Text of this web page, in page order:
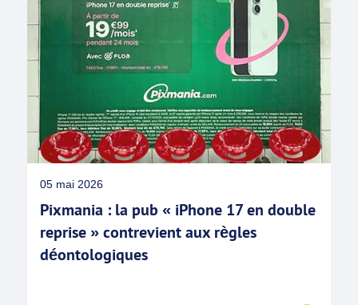
05 mai 2026
Pixmania : la pub « iPhone 17 en double
reprise » contrevient aux règles
déontologiques